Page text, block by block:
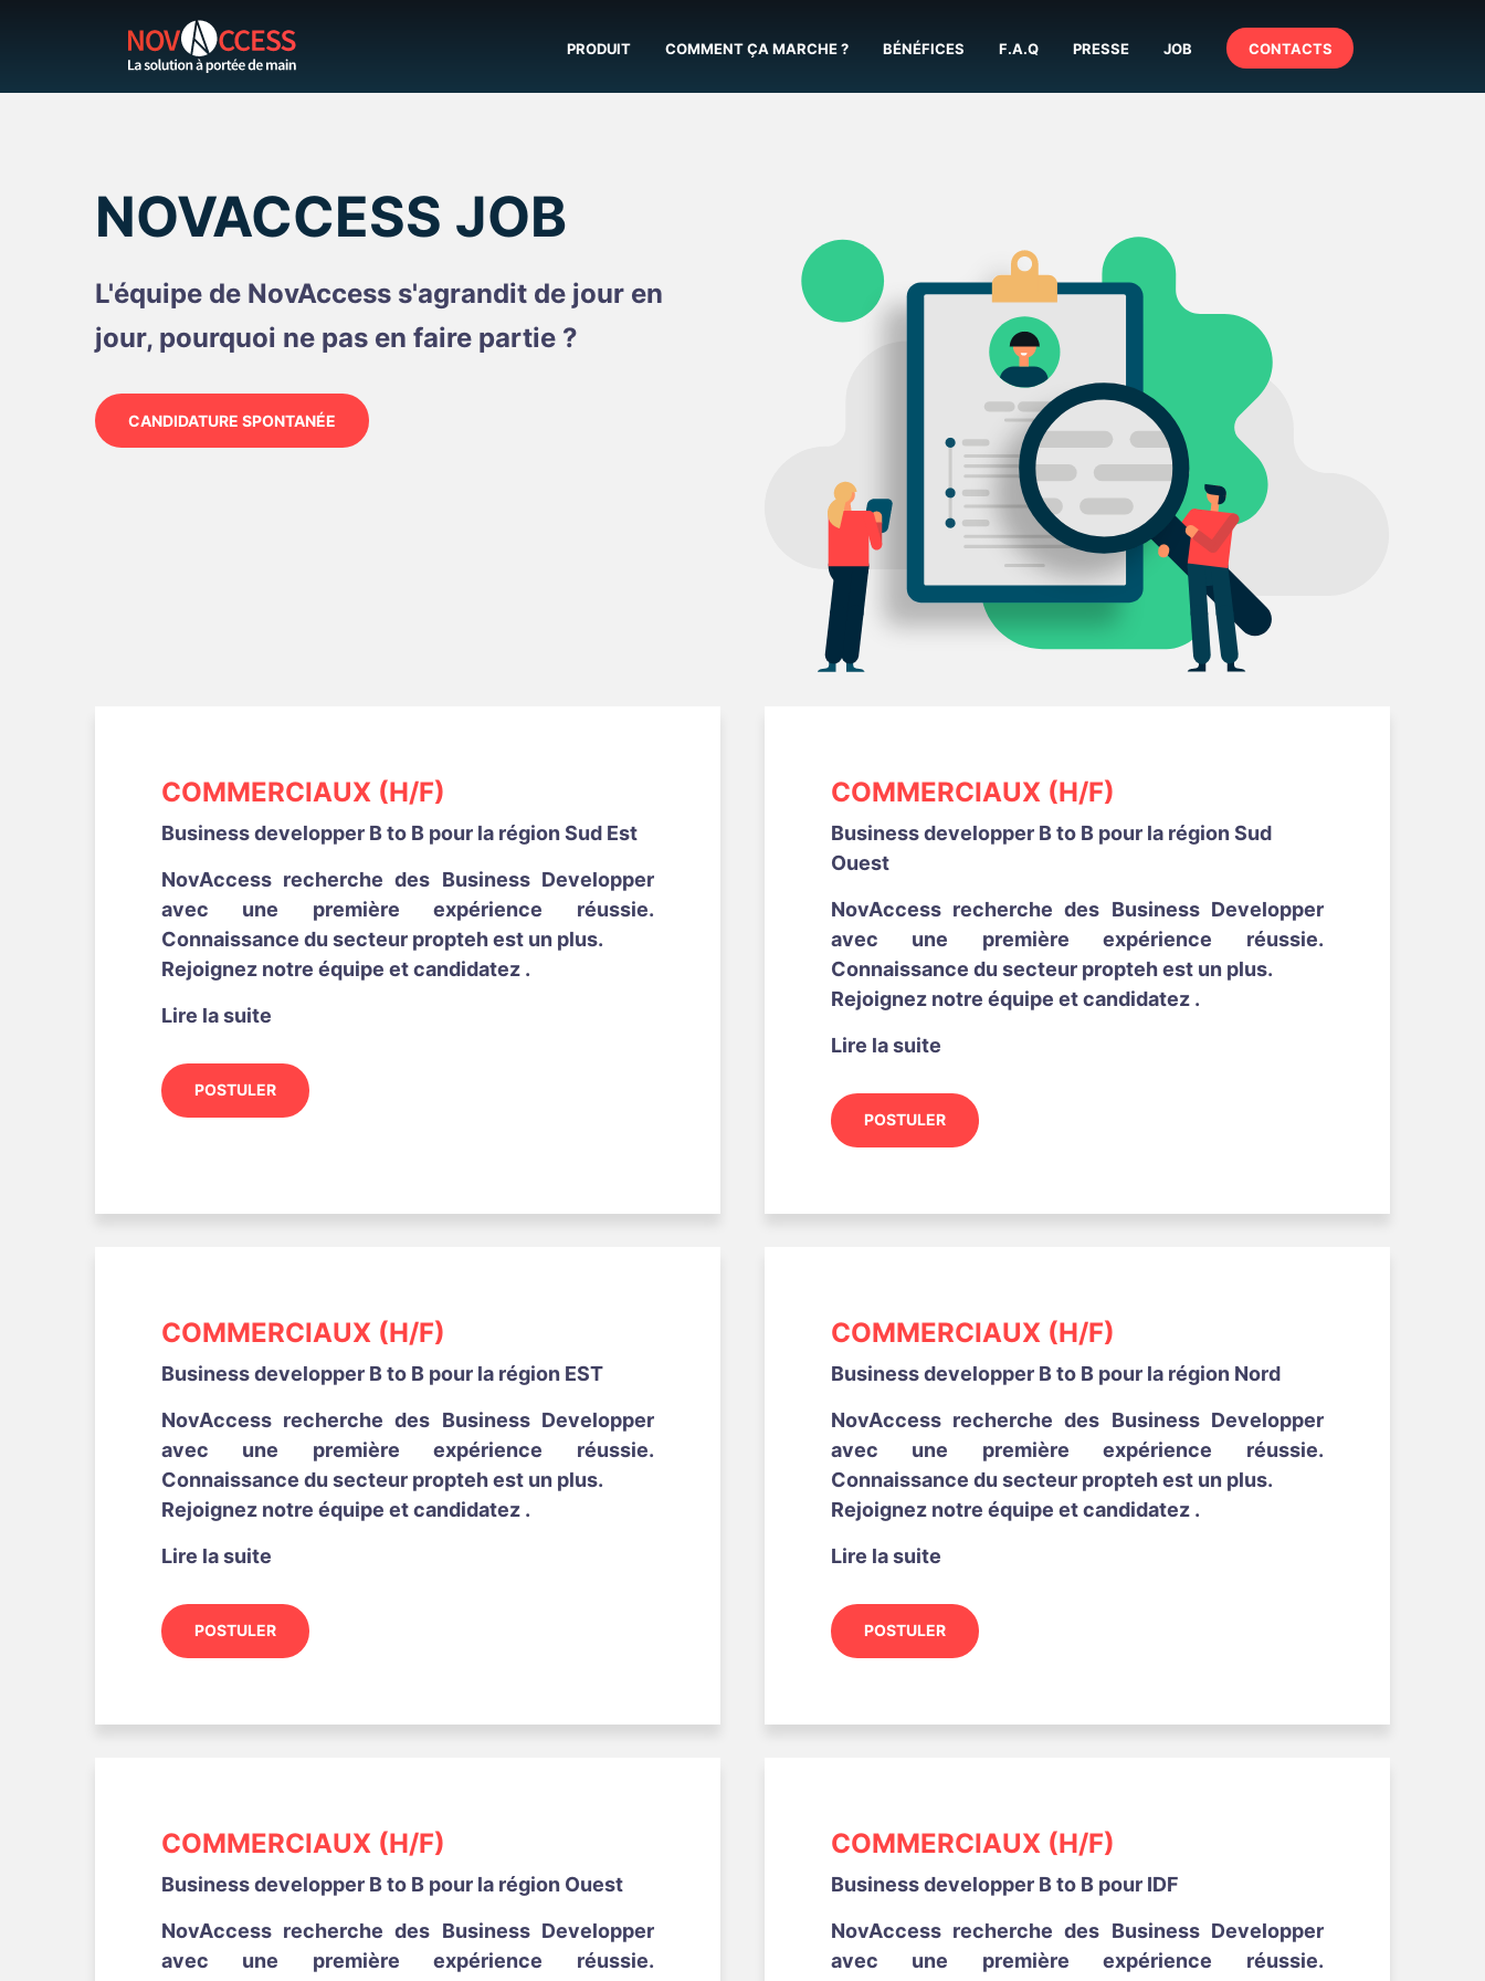
PRODUIT COMMENT ÇA MARCHE ? BÉNÉFICES F.A.Q PRESSE JOB CONTACTS
NOVACCESS JOB
L'équipe de NovAccess s'agrandit de jour en
jour, pourquoi ne pas en faire partie ?
CANDIDATURE SPONTANÉE
COMMERCIAUX (H/F)
Business developper B to B pour la région Sud Est
NovAccess recherche des Business Developper
avec une première expérience réussie.
Connaissance du secteur propteh est un plus.
Rejoignez notre équipe et candidatez .
Lire la suite
POSTULER
COMMERCIAUX (H/F)
Business developper B to B pour la région Sud
Ouest
NovAccess recherche des Business Developper
avec une première expérience réussie.
Connaissance du secteur propteh est un plus.
Rejoignez notre équipe et candidatez .
Lire la suite
POSTULER
COMMERCIAUX (H/F)
Business developper B to B pour la région EST
NovAccess recherche des Business Developper
avec une première expérience réussie.
Connaissance du secteur propteh est un plus.
Rejoignez notre équipe et candidatez .
Lire la suite
POSTULER
COMMERCIAUX (H/F)
Business developper B to B pour la région Nord
NovAccess recherche des Business Developper
avec une première expérience réussie.
Connaissance du secteur propteh est un plus.
Rejoignez notre équipe et candidatez .
Lire la suite
POSTULER
COMMERCIAUX (H/F)
Business developper B to B pour la région Ouest
NovAccess recherche des Business Developper
avec une première expérience réussie.
COMMERCIAUX (H/F)
Business developper B to B pour IDF
NovAccess recherche des Business Developper
avec une première expérience réussie.